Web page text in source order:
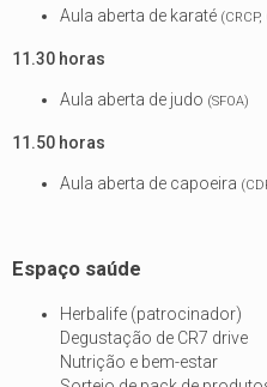
Aula aberta de karaté (CRCP,
11.30 horas
Aula aberta de judo (SFOA)
11.50 horas
Aula aberta de capoeira
Espaço saúde
Herbalife (patrocinador)
Degustação de CR7 drive
Nutrição e bem-estar